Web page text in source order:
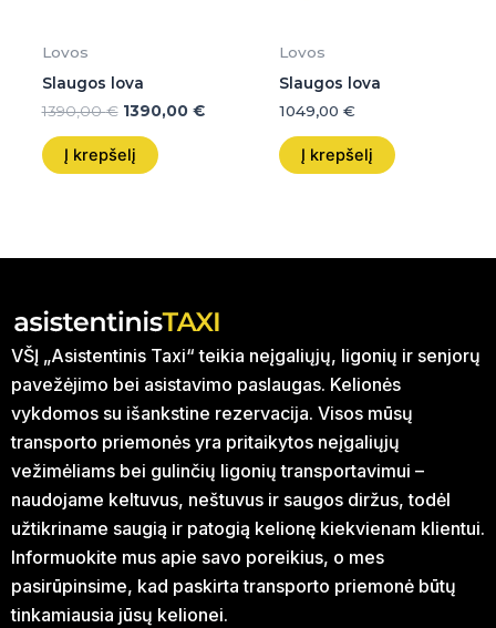
Lovos
Slaugos lova
1390,00€ 1390,00 €
Į krepšelį
Lovos
Slaugos lova
1049,00 €
Į krepšelį
VŠĮ „Asistentinis Taxi“ teikia neįgaliųjų, ligonių ir senjorų
pavežėjimo bei asistavimo paslaugas. Kelionės
vykdomos su išankstine rezervacija. Visos mūsų
transporto priemonės yra pritaikytos neįgaliųjų
vežimėliams bei gulinčių ligonių transportavimui –
naudojame keltuvus, neštuvus ir saugos diržus, todėl
užtikriname saugią ir patogią kelionę kiekvienam klientui.
Informuokite mus apie savo poreikius, o mes
pasirūpinsime, kad paskirta transporto priemonė būtų
tinkamiausia jūsų kelionei.